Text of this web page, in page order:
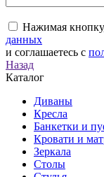
Нажимая
данных
и соглашаетесь с
Назад
Каталог
Диваны
Кресла
Банкетки и
Кровати и
Зеркала
Столы